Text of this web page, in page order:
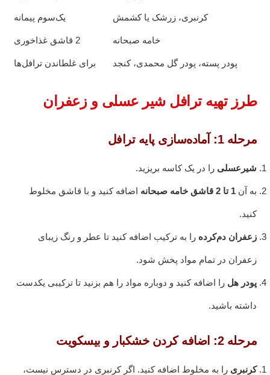
کرنبری، زرشک یا کشمش یک‌سوم پیمانه
خامه صبحانه 2 قاشق غذاخوری
پودر پسته، پودر گل محمدی، کنجد برای غلطاندن ترافل‌ها
طرز تهیه ترافل شیر عسلی و زعفران
مرحله 1: آماده‌سازی پایه ترافل
شیرعسلی را در یک کاسه بریزید.
به آن 1 تا 2 قاشق خامه صبحانه اضافه کنید و با قاشق مخلوط
کنید.
زعفران دم‌کرده را به ترکیب اضافه کنید تا عطر و رنگ زیبای
زعفران در تمام مواد پخش شود.
پودر هل را اضافه کنید و دوباره مواد را هم بزنید تا ترکیبی یکدست
داشته باشید.
مرحله 2: اضافه کردن خشکبار و بیسکویت
کرنبری را به مخلوط اضافه کنید. اگر کرنبری در دسترس نیست،